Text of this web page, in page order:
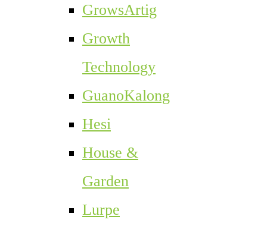
GrowsArtig
Growth
Technology
GuanoKalong
Hesi
House &
Garden
Lurpe